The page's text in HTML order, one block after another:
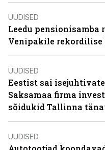
UUDISED
Leedu
Venipakile rekordilise
UUDISED
Eestist sai
Saksamaa firma
sõidukid Tallinna
UUDISED